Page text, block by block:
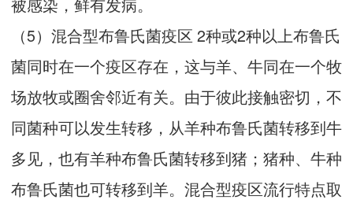
（5）混合型布鲁氏菌疫区 2种或2种以上布鲁氏
菌同时在一个疫区存在，这与羊、牛同在一个牧
场放牧或圈舍邻近有关。由于彼此接触密切，不
同菌种可以发生转移，从羊种布鲁氏菌转移到牛
多见，也有羊种布鲁氏菌转移到猪；猪种、牛种
布鲁氏菌也可转移到羊。混合型疫区流行特点取